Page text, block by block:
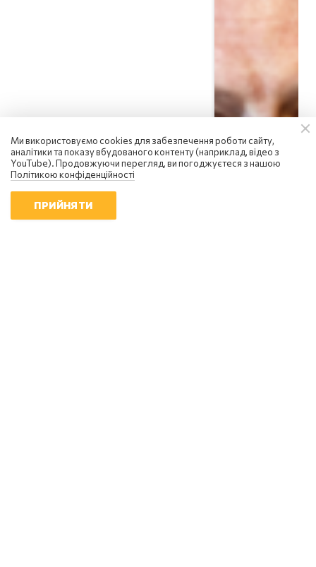
Сергій Фурса
росія посилює інформаційну
війну: чому українцям не варто
піддаватися паніці
Ми використовуємо cookies для забезпечення роботи сайту,
аналітики та показу вбудованого контенту (наприклад, відео з
YouTube). Продовжуючи перегляд, ви погоджуєтеся з нашою
Політикою конфіденційності
ПРИЙНЯТИ